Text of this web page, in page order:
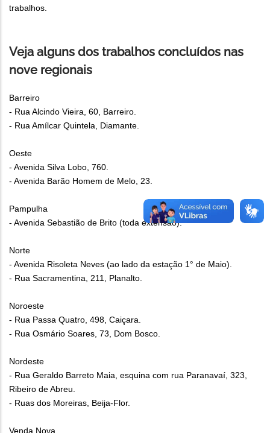
trabalhos.
Veja alguns dos trabalhos concluídos nas
nove regionais
Barreiro
- Rua Alcindo Vieira, 60, Barreiro.
- Rua Amílcar Quintela, Diamante.
Oeste
- Avenida Silva Lobo, 760.
- Avenida Barão Homem de Melo, 23.
Pampulha
- Avenida Sebastião de Brito (toda extensão).
Norte
- Avenida Risoleta Neves (ao lado da estação 1° de Maio).
- Rua Sacramentina, 211, Planalto.
Noroeste
- Rua Passa Quatro, 498, Caiçara.
- Rua Osmário Soares, 73, Dom Bosco.
Nordeste
- Rua Geraldo Barreto Maia, esquina com rua Paranavaí, 323,
Ribeiro de Abreu.
- Ruas dos Moreiras, Beija-Flor.
Venda Nova